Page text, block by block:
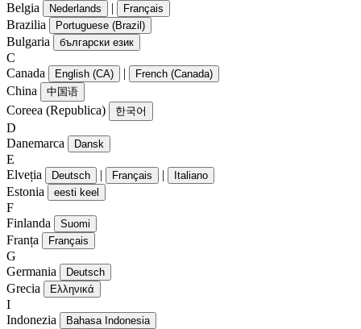
Belgia
Nederlands | Français
Brazilia Portuguese (Brazil)
Bulgaria български език
C
Canada
English (CA) | French (Canada)
China 中国语
Coreea (Republica) 한국어
D
Danemarca
Dansk
E
Elveția
Deutsch | Français | Italiano
Estonia eesti keel
F
Finlanda
Suomi
Franța Français
G
Germania
Deutsch
Grecia Ελληνικά
I
Indonezia
Bahasa Indonesia